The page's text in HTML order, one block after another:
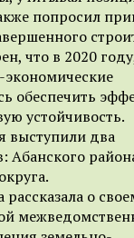
попросил
что в 2020
обеспечить
устойчивость.
выступили два
Абанского
рассказала о